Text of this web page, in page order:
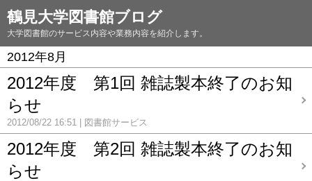
鶴見大学図書館ブログ
大学図書館のサービス内容や業務内容を紹介します。
2012年8月
2012年度 第1回 雑誌製本終了のお知
らせ
2012/08/22 16:51 図書館サービス
2012年度 第2回 雑誌製本終了のお知
らせ